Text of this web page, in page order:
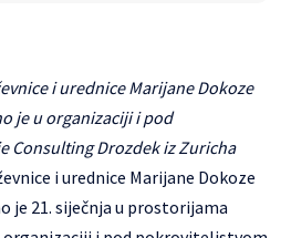
i urednice Marijane Dokoze
je u organizaciji i pod
Consulting Drozdek iz Zuricha
i urednice Marijane Dokoze
je 21. siječnja u prostorijama